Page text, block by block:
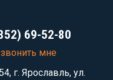
69-52-80
мне
г. Ярославль, ул.